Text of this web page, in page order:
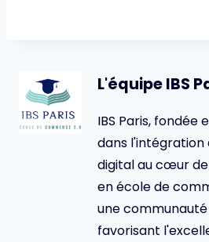
L'équipe IBS
IBS Paris, fondée
dans l'intégration
digital au cœur
en école de
une
favorisant